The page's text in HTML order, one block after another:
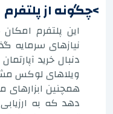
>چگونه از پلتفرم
این پلتفرم
نیازهای سرمایه
دنبال خرید
ویلاهای لوکس
همچنین ابزارهای
دهد که به